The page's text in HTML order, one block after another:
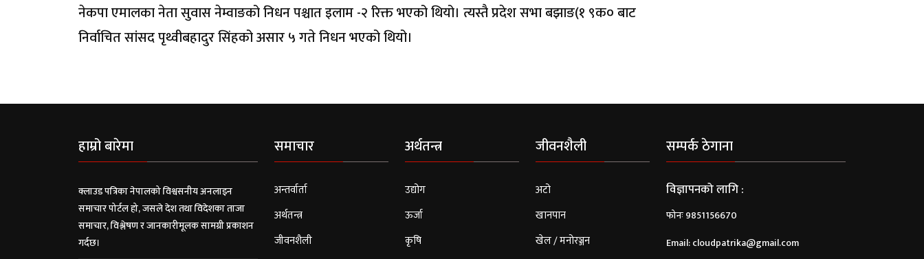
नेकपा एमालका नेता सुवास नेम्वाङको निधन पश्चात इलाम -२ रिक्त भएको थियो। त्यस्तै प्रदेश सभा बझाङ(१ ९क० बाट
निर्वाचित सांसद पृथ्वीबहादुर सिंहको असार ५ गते निधन भएको थियो।
हाम्रो बारेमा
क्लाउड पत्रिका नेपालको विश्वसनीय अनलाइन
समाचार पोर्टल हो, जसले देश तथा विदेशका ताजा
समाचार, विश्लेषण र जानकारीमूलक सामग्री प्रकाशन
गर्दछ।
समाचार
अन्तर्वार्ता
अर्थतन्त्र
जीवनशैली
अर्थतन्त्र
उद्योग
ऊर्जा
कृषि
जीवनशैली
अटो
खानपान
खेल / मनोरञ्जन
सम्पर्क ठेगाना
विज्ञापनको लागि :
फोनः 9851156670
Email:cloudpatrika@gmail.com